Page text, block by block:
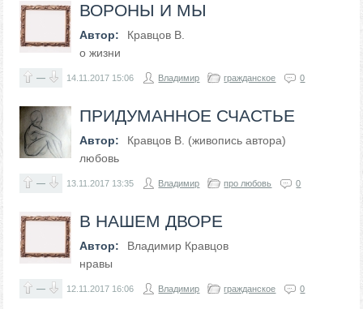
ВОРОНЫ И МЫ
Автор:
Кравцов В.
о жизни
— 14.11.2017 15:06 Владимир гражданское 0
ПРИДУМАННОЕ СЧАСТЬЕ
Автор:
Кравцов В. (живопись автора)
любовь
— 13.11.2017 13:35 Владимир про любовь 0
В НАШЕМ ДВОРЕ
Автор:
Владимир Кравцов
нравы
— 12.11.2017 16:06 Владимир гражданское 0